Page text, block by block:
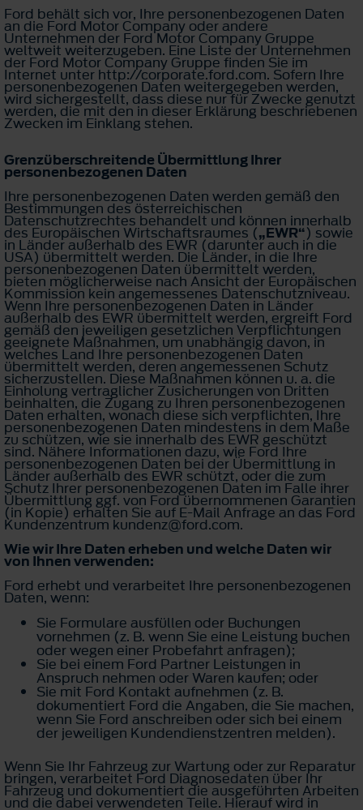
Ford behält sich vor, Ihre personenbezogenen Daten
an die Ford Motor Company oder andere
Unternehmen der Ford Motor Company Gruppe
weltweit weiterzugeben. Eine Liste der Unternehmen
der Ford Motor Company Gruppe finden Sie im
Internet unter http://corporate.ford.com. Sofern Ihre
personenbezogenen Daten weitergegeben werden,
wird sichergestellt, dass diese nur für Zwecke genutzt
werden, die mit den in dieser Erklärung beschriebenen
Zwecken im Einklang stehen.
Grenzüberschreitende Übermittlung Ihrer
personenbezogenen Daten
Ihre personenbezogenen Daten werden gemäß den
Bestimmungen des österreichischen
Datenschutzrechtes behandelt und können innerhalb
des Europäischen Wirtschaftsraumes („EWR“) sowie
in Länder außerhalb des EWR (darunter auch in die
USA) übermittelt werden. Die Länder, in die Ihre
personenbezogenen Daten übermittelt werden,
bieten möglicherweise nach Ansicht der Europäischen
Kommission kein angemessenes Datenschutzniveau.
Wenn Ihre personenbezogenen Daten in Länder
außerhalb des EWR übermittelt werden, ergreift Ford
gemäß den jeweiligen gesetzlichen Verpflichtungen
geeignete Maßnahmen, um unabhängig davon, in
welches Land Ihre personenbezogenen Daten
übermittelt werden, deren angemessenen Schutz
sicherzustellen. Diese Maßnahmen können u. a. die
Einholung vertraglicher Zusicherungen von Dritten
beinhalten, die Zugang zu Ihren personenbezogenen
Daten erhalten, wonach diese sich verpflichten, Ihre
personenbezogenen Daten mindestens in dem Maße
zu schützen, wie sie innerhalb des EWR geschützt
sind. Nähere Informationen dazu, wie Ford Ihre
personenbezogenen Daten bei der Übermittlung in
Länder außerhalb des EWR schützt, oder die zum
Schutz Ihrer personenbezogenen Daten im Falle ihrer
Übermittlung ggf. von Ford übernommenen Garantien
(in Kopie) erhalten Sie auf E-Mail Anfrage an das Ford
Kundenzentrum kundenz@ford.com.
Wie wir Ihre Daten erheben und welche Daten wir
von Ihnen verwenden:
Ford erhebt und verarbeitet Ihre personenbezogenen
Daten, wenn:
Sie Formulare ausfüllen oder Buchungen
vornehmen (z. B. wenn Sie eine Leistung buchen
oder wegen einer Probefahrt anfragen);
Sie bei einem Ford Partner Leistungen in
Anspruch nehmen oder Waren kaufen; oder
Sie mit Ford Kontakt aufnehmen (z. B.
dokumentiert Ford die Angaben, die Sie machen,
wenn Sie Ford anschreiben oder sich bei einem
der jeweiligen Kundendienstzentren melden).
Wenn Sie Ihr Fahrzeug zur Wartung oder zur Reparatur
bringen, verarbeitet Ford Diagnosedaten über Ihr
Fahrzeug und dokumentiert die ausgeführten Arbeiten
und die dabei verwendeten Teile. Hierauf wird in